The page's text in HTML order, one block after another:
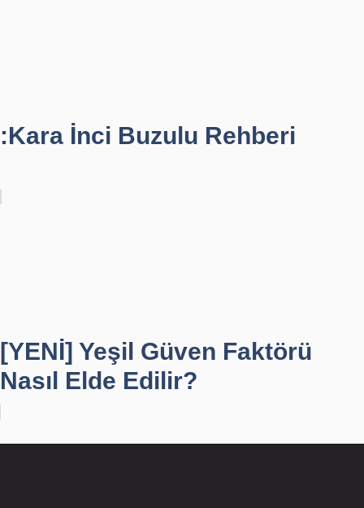
:Kara İnci Buzulu Rehberi
[YENİ] Yeşil Güven Faktörü
Nasıl Elde Edilir?